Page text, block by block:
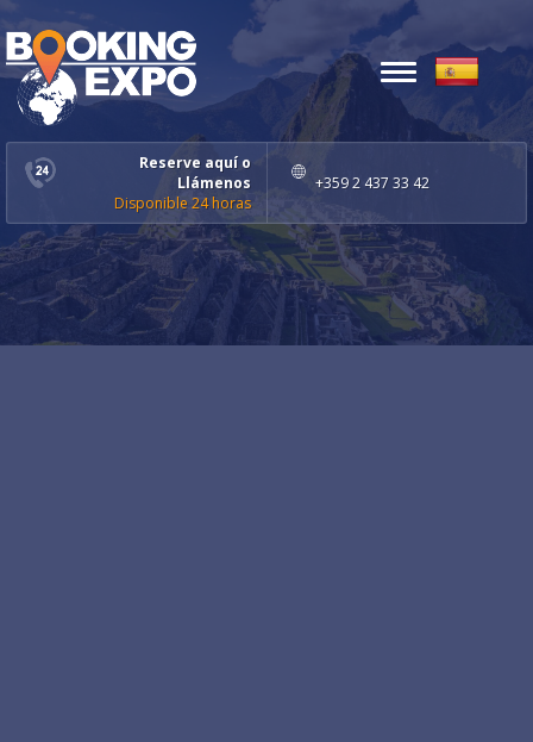
Reserve aquí o
Llámenos
Disponible 24 horas
+359 2 437 33 42
Toggle
navigation